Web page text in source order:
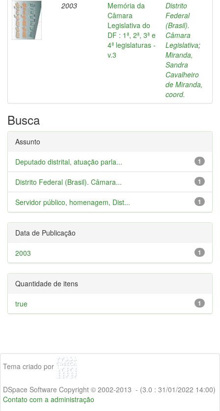
2003
Memória da
Câmara
Legislativa do
DF : 1ª, 2ª, 3ª e
4ª legislaturas -
v.3
Distrito
Federal
(Brasil).
Câmara
Legislativa;
Miranda,
Sandra
Cavalheiro
de Miranda,
coord.
Busca
Assunto
1
Deputado distrital, atuação parla...
1
Distrito Federal (Brasil). Câmara...
1
Servidor público, homenagem, Dist...
Data de Publicação
1
2003
Quantidade de itens
1
true
Tema criado por
DSpace Software Copyright © 2002-2013 - (3.0 : 31/01/2022 14:00)
Contato com a administração